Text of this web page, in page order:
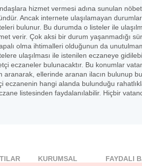
hizmet vermesi adına sunulan
Ancak internete ulaşılamayan
bulunur. Bu durumda o listeler ile
verir. Çok aksi bir durum yaşanmadığı
olma ihtimalleri olduğunun da
ulaşılması ile istenilen eczaneye
eczaneler bulunacaktır. Bu konumlar
ellerinde aranan ilacın bulunup
eczanenin hangi alanda bulunduğu
listesinden faydalanılabilir. Hiçbir
KURUMSAL
FAYDALI